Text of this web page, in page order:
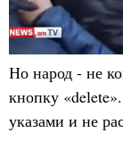
Но народ - не
кнопку
указами и не